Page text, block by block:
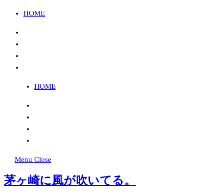
HOME
HOME
Menu Close
茅ヶ崎に風が吹いてる。